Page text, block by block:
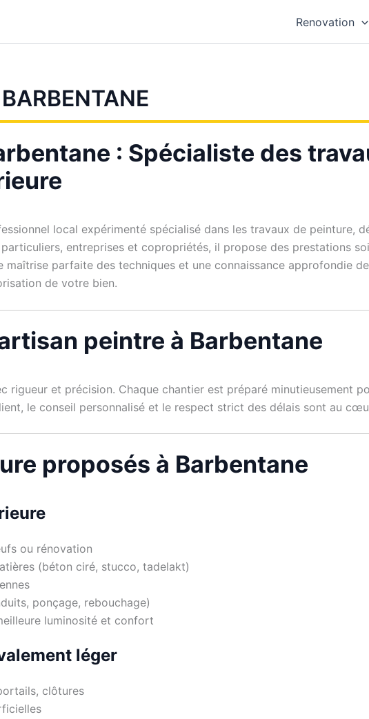
Renovation
: Spécialiste des
local expérimenté spécialisé dans les travaux de peinture,
entreprises et copropriétés, il propose des prestations
maîtrise parfaite des techniques et une connaissance approfondie
de votre bien.
peintre à Barbentane
rigueur et précision. Chaque chantier est préparé minutieusement
le conseil personnalisé et le respect strict des délais sont au
proposés à Barbentane
ou rénovation
(béton ciré, stucco, tadelakt)
ponçage, rebouchage)
luminosité et confort
léger
clôtures